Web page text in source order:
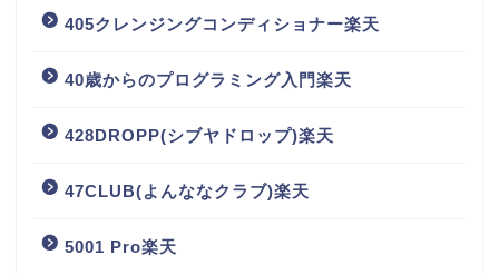
405クレンジングコンディショナー楽天
40歳からのプログラミング入門楽天
428DROPP(シブヤドロップ)楽天
47CLUB(よんななクラブ)楽天
5001 Pro楽天